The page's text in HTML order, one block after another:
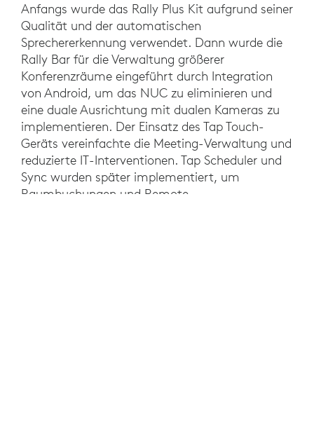
Anfangs wurde das Rally Plus Kit aufgrund seiner
Qualität und der automatischen
Sprechererkennung verwendet. Dann wurde die
Rally Bar für die Verwaltung größerer
Konferenzräume eingeführt durch Integration
von Android, um das NUC zu eliminieren und
eine duale Ausrichtung mit dualen Kameras zu
implementieren. Der Einsatz des Tap Touch-
Geräts vereinfachte die Meeting-Verwaltung und
reduzierte IT-Interventionen. Tap Scheduler und
Sync wurden später implementiert, um
Raumbuchungen und Remote-